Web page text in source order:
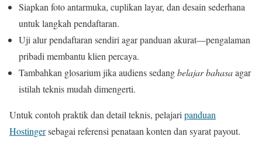
Siapkan foto antarmuka, cuplikan layar, dan desain sederhana
untuk langkah pendaftaran.
Uji alur pendaftaran sendiri agar panduan akurat—pengalaman
pribadi membantu klien percaya.
Tambahkan glosarium jika audiens sedangbelajar bahasaagar
istilah teknis mudah dimengerti.
Untuk contoh praktik dan detail teknis, pelajari panduan
Hostingersebagai referensi penataan konten dan syarat payout.